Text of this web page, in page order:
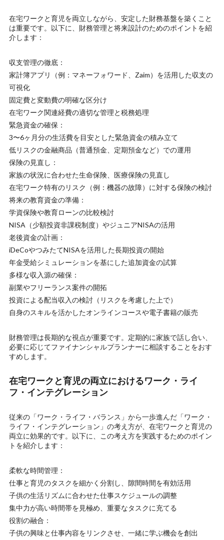
在宅ワークと育児を両立しながら、安定した財務基盤を築くこと
は重要です。以下に、財務管理と将来設計のためのポイントを紹
介します：
収支管理の徹底：
家計簿アプリ（例：マネーフォワード、Zaim）を活用した収支の
可視化
固定費と変動費の明確な区分け
在宅ワーク関連経費の適切な管理と税務処理
緊急資金の確保：
3〜6ヶ月分の生活費を目安とした緊急資金の積み立て
低リスクの金融商品（普通預金、定期預金など）での運用
保険の見直し：
家族の状況に合わせた生命保険、医療保険の見直し
在宅ワーク特有のリスク（例：機器の故障）に対する保険の検討
将来の教育資金の準備：
学資保険や教育ローンの比較検討
NISA（少額投資非課税制度）やジュニアNISAの活用
老後資金の計画：
iDeCoやつみたてNISAを活用した長期投資の開始
年金受給シミュレーションを基にした追加資金の試算
多様な収入源の確保：
副業やフリーランス案件の開拓
投資による配当収入の検討（リスクを考慮した上で）
自身のスキルを活かしたオンラインコースや電子書籍の販売
財務管理は長期的な視点が重要です。定期的に家族で話し合い、
必要に応じてファイナンシャルプランナーに相談することをおす
すめします。
在宅ワークと育児の両立におけるワーク・ライ
フ・インテグレーション
従来の「ワーク・ライフ・バランス」から一歩進んだ「ワーク・
ライフ・インテグレーション」の考え方が、在宅ワークと育児の
両立に効果的です。以下に、この考え方を実践するためのポイン
トを紹介します：
柔軟な時間管理：
仕事と育児のタスクを細かく分割し、隙間時間を有効活用
子供の生活リズムに合わせた仕事スケジュールの調整
集中力が高い時間帯を見極め、重要なタスクに充てる
役割の融合：
子供の興味と仕事内容をリンクさせ、一緒に学ぶ機会を創出